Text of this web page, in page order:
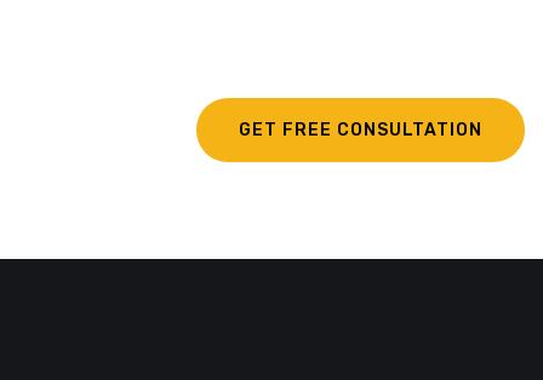
GET FREE CONSULTATION